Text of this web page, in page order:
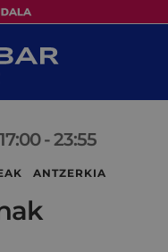
17:00 -23:55
ANTZERKIA